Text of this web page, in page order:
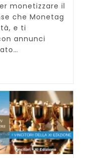
monetizzare il
che Monetag
e ti
annunci